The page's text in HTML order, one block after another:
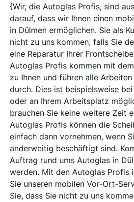
{Wir, die Autoglas Profis, sind
darauf, dass wir Ihnen einen
in Dülmen ermöglichen. Sie als
nicht zu uns kommen, falls Sie
eine Reparatur Ihrer
Autoglas Profis kommen mit
zu Ihnen und führen alle
durch. Dies ist beispielsweise
oder an Ihrem Arbeitsplatz
brauchen Sie keine weitere Zeit
Autoglas Profis können die
einfach dann vornehmen, wenn
anderweitig beschäftigt sind.
Auftrag rund ums Autoglas in
werden. Mit den Autoglas Profis
Sie unseren mobilen Vor-Ort-
Sie, dass Sie nicht zu uns